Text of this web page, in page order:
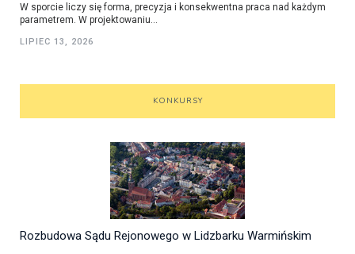
W sporcie liczy się forma, precyzja i konsekwentna praca nad każdym
parametrem. W projektowaniu...
LIPIEC 13, 2026
KONKURSY
Rozbudowa Sądu Rejonowego w Lidzbarku Warmińskim